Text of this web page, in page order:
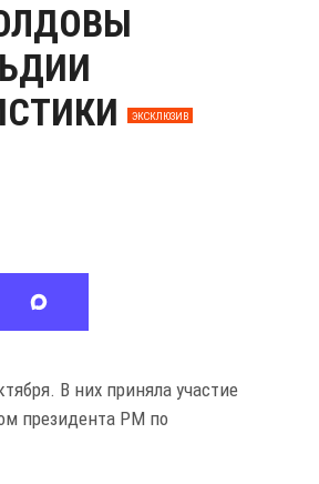
ЭКСКЛЮЗИВ
В них приняла участие
президента РМ по